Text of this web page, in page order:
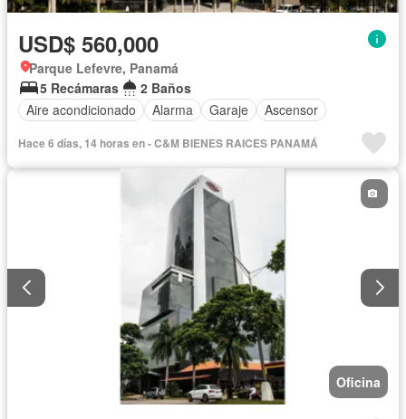
USD$ 560,000
Parque Lefevre, Panamá
5 Recámaras
2 Baños
Aire acondicionado
Alarma Garaje Ascensor
Hace 6 días, 14 horas en - C&M BIENES RAICES PANAMÁ
Oficina